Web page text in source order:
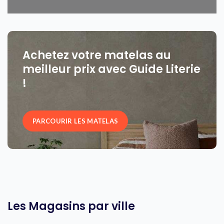
Achetez votre matelas au
meilleur prix avec Guide Literie
!
PARCOURIR LES MATELAS
Les Magasins par ville